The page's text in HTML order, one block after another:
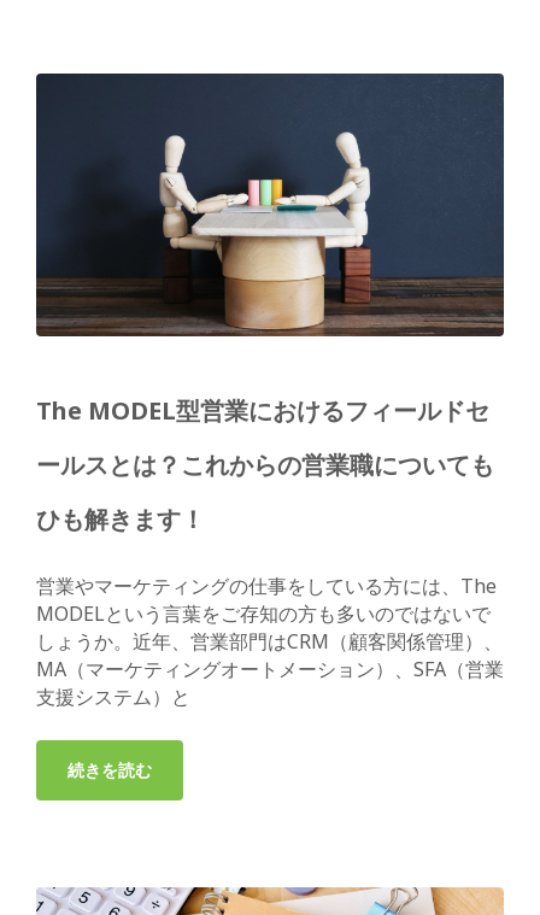
The MODEL型営業におけるフィールドセ
ールスとは？これからの営業職についても
ひも解きます！
営業やマーケティングの仕事をしている方には、The
MODELという言葉をご存知の方も多いのではないで
しょうか。近年、営業部門はCRM（顧客関係管理）、
MA（マーケティングオートメーション）、SFA（営業
支援システム）と